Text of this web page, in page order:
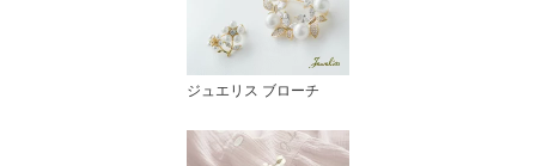
ジュエリス ブローチ